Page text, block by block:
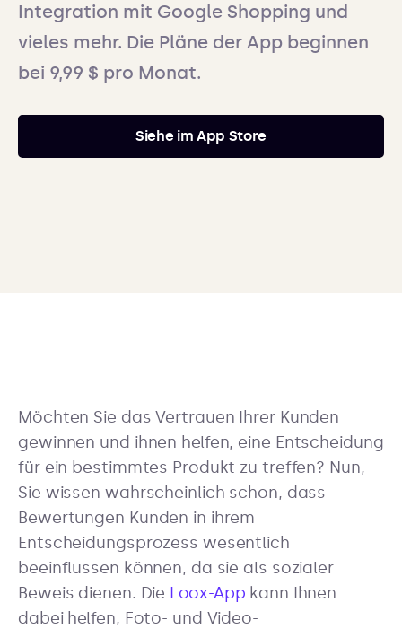
Integration mit Google Shopping und
vieles mehr. Die Pläne der App beginnen
bei 9,99 $ pro Monat.
Siehe im App Store
Möchten Sie das Vertrauen Ihrer Kunden
gewinnen und ihnen helfen, eine Entscheidung
für ein bestimmtes Produkt zu treffen? Nun,
Sie wissen wahrscheinlich schon, dass
Bewertungen Kunden in ihrem
Entscheidungsprozess wesentlich
beeinflussen können, da sie als sozialer
Beweis dienen. Die Loox-App kann Ihnen
dabei helfen, Foto- und Video-